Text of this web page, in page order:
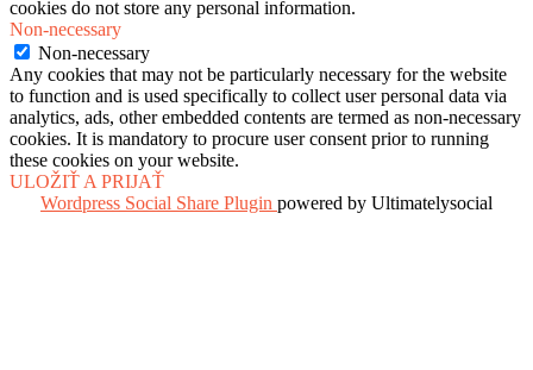
cookies do not store any personal information.
Non-necessary
Non-necessary
Any cookies that may not be particularly necessary for the website
to function and is used specifically to collect user personal data via
analytics, ads, other embedded contents are termed as non-necessary
cookies. It is mandatory to procure user consent prior to running
these cookies on your website.
ULOŽIŤ A PRIJAŤ
Wordpress Social Share Plugin powered by Ultimatelysocial